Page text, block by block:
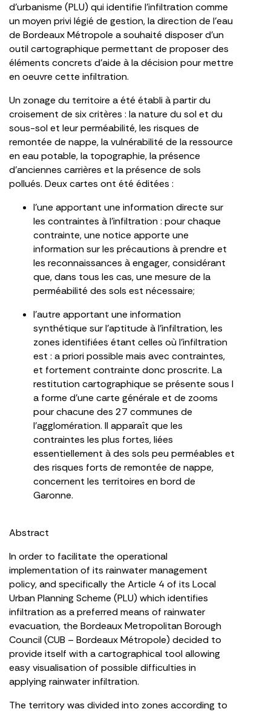
d’urbanisme (PLU) qui identifie l’infiltration comme
un moyen privi légié de gestion, la direction de l’eau
de Bordeaux Métropole a souhaité disposer d’un
outil cartographique permettant de proposer des
éléments concrets d’aide à la décision pour mettre
en oeuvre cette infiltration.
Un zonage du territoire a été établi à partir du
croisement de six critères : la nature du sol et du
sous-sol et leur perméabilité, les risques de
remontée de nappe, la vulnérabilité de la ressource
en eau potable, la topographie, la présence
d’anciennes carrières et la présence de sols
pollués. Deux cartes ont été éditées :
l’une apportant une information directe sur
les contraintes à l’infiltration : pour chaque
contrainte, une notice apporte une
information sur les précautions à prendre et
les reconnaissances à engager, considérant
que, dans tous les cas, une mesure de la
perméabilité des sols est nécessaire;
l’autre apportant une information
synthétique sur l’aptitude à l’infiltration, les
zones identifiées étant celles où l’infiltration
est : a priori possible mais avec contraintes,
et fortement contrainte donc proscrite. La
restitution cartographique se présente sous l
a forme d’une carte générale et de zooms
pour chacune des 27 communes de
l’agglomération. Il apparaît que les
contraintes les plus fortes, liées
essentiellement à des sols peu perméables et
des risques forts de remontée de nappe,
concernent les territoires en bord de
Garonne.
Abstract
In order to facilitate the operational
implementation of its rainwater management
policy, and specifically the Article 4 of its Local
Urban Planning Scheme (PLU) which identifies
infiltration as a preferred means of rainwater
evacuation, the Bordeaux Metropolitan Borough
Council (CUB – Bordeaux Métropole) decided to
provide itself with a cartographical tool allowing
easy visualisation of possible difficulties in
applying rainwater infiltration.
The territory was divided into zones according to